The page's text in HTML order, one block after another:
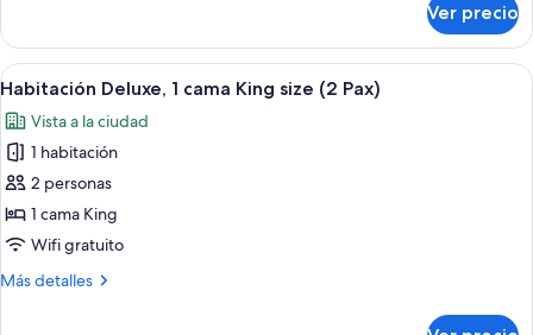
Pax)
Deluxe,
camas
size
(2
Pax)
Ver precio
Abrir
todas
las
fotos
de
Habitación
Deluxe,
cama
Habitación de hotel moderna con
7
Habitación Deluxe, 1 cama King size (2 Pax)
Vista a la ciudad
1 habitación
2 personas
1 cama King
Wifi gratuito
Más detalles
Más